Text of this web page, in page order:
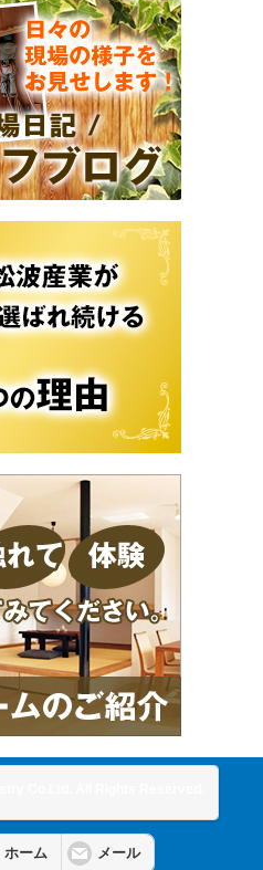
ホーム メール